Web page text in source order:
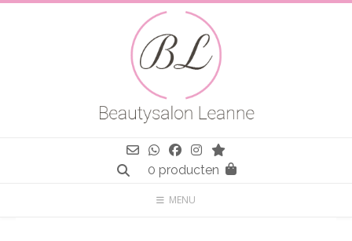
0 producten
MENU